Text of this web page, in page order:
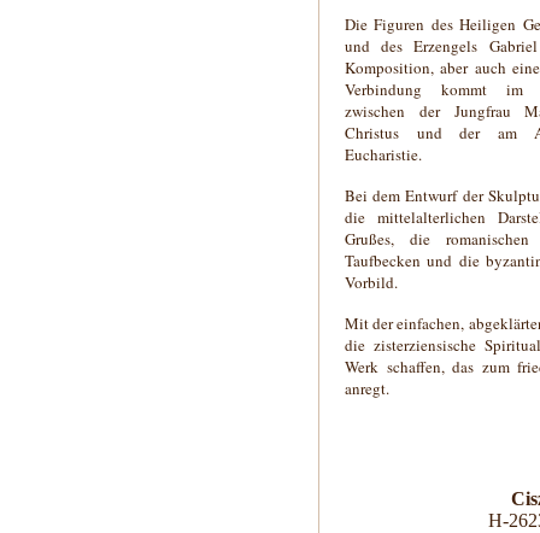
Die Figuren des Heiligen
und des Erzengels
Komposition, aber auch
Verbindung kommt im
zwischen der Jungfrau
Christus und der am
Eucharistie.
Bei dem Entwurf der
die mittelalterlichen
Grußes, die
Taufbecken und die
Vorbild.
Mit der einfachen,
die zisterziensische
Werk schaffen, das zum
anregt.
H-